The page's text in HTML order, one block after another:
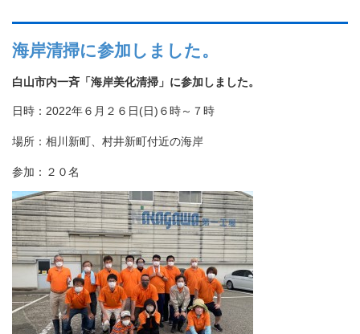
海岸清掃に参加しました。
白山市内一斉「海岸美化清掃」に参加しました。
日時：2022年６月２６日(日)６時～７時
場所：相川新町、村井新町付近の海岸
参加：２０名